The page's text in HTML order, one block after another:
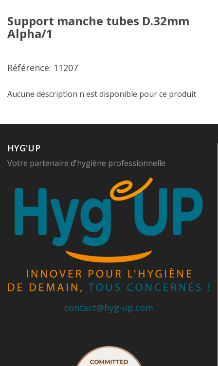
Support manche tubes D.32mm
Alpha/1
Référence: 11207
Aucune description n'est disponible pour ce produit
HYG'UP
Votre partenaire d'hygiène professionnelle
contact@hyg-up.com